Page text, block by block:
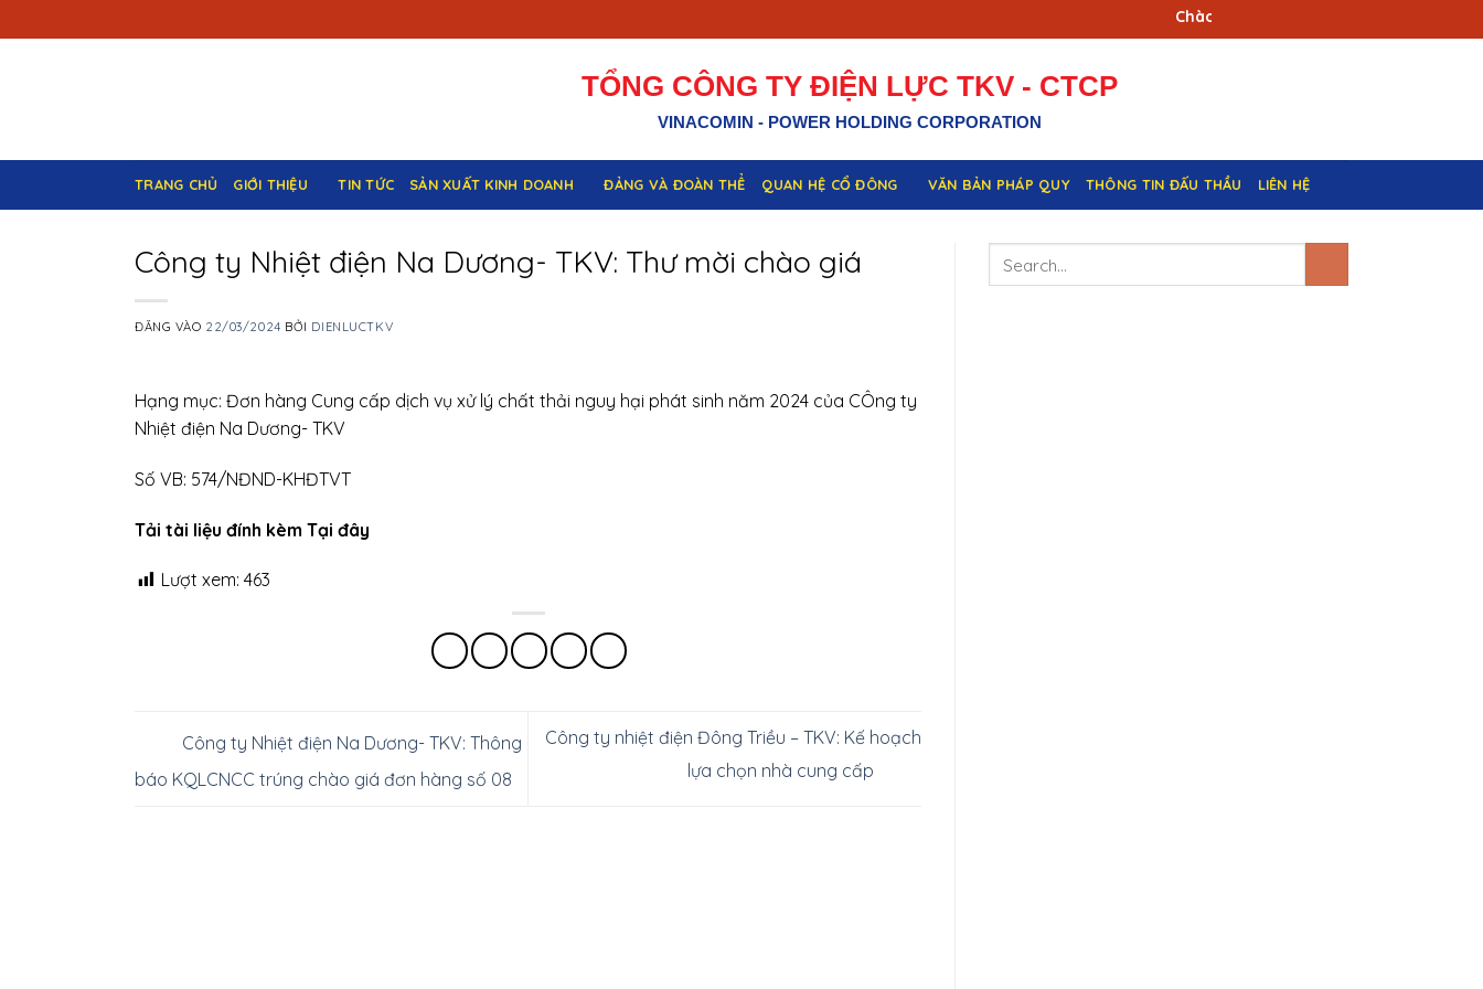
qua
Chào mừng kỷ niệm 90 năm ngày
TỔNG CÔNG TY ĐIỆN LỰC TKV - CTCP
VINACOMIN - POWER HOLDING CORPORATION
TRANG CHỦ GIỚI THIỆU TIN TỨC SẢN XUẤT KINH DOANH ĐẢNG VÀ ĐOÀN THỂ QUAN HỆ CỔ ĐÔNG VĂN BẢN PHÁP QUY THÔNG TIN ĐẤU THẦU LIÊN HỆ
Công ty Nhiệt điện Na Dương- TKV: Thư mời chào giá
ĐĂNG VÀO 22/03/2024 BỞI DIENLUCTKV
Hạng mục: Đơn hàng Cung cấp dịch vụ xử lý chất thải nguy hại phát sinh năm 2024 của CÔng ty
Nhiệt điện Na Dương- TKV
Số VB: 574/NĐND-KHĐTVT
Tải tài liệu đính kèm Tại đây
Lượt xem: 463
Công ty Nhiệt điện Na Dương- TKV: Thông
báo KQLCNCC trúng chào giá đơn hàng số 08
Công ty nhiệt điện Đông Triều – TKV: Kế hoạch
lựa chọn nhà cung cấp